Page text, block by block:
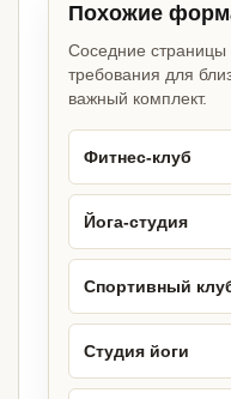
Похожие
Соседние страницы
требования для
важный комплект.
Фитнес-клуб
Йога-студия
Спортивный
Студия йоги